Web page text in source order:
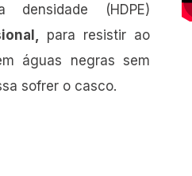
(HDPE)
para resistir ao
águas negras sem
sofrer o casco.